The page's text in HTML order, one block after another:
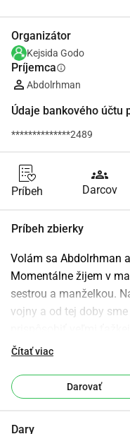
Organizátor
Kejsida Godo
Príjemcainfo
Abdolrhman
Údaje bankového účtu
**************2489
Príbeh
groups
Darcov
Príbeh zbierky
Volám sa Abdolrhman
Momentálne žijem v
sestrou a manželkou.
vojny a od tej doby
​Zahajujem túto
nájsť čistú pitnú vodu a
extrémnemu
Čítať viac
Darovať
Dary